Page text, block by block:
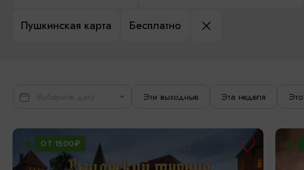
Пушкинская карта Бесплатно
Эти выходные Эта неделя
ОТ 1500₽